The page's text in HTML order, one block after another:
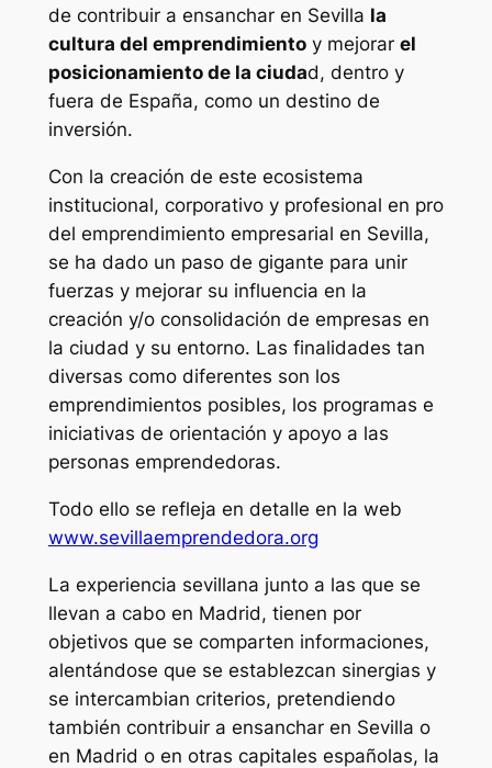
de contribuir a ensanchar en Sevilla la
cultura del emprendimientoy mejorar el
posicionamiento de la ciudad, dentro y
fuera de España, como un destino de
inversión.
Con la creación de este ecosistema
institucional, corporativo y profesional en pro
del emprendimiento empresarial en Sevilla,
se ha dado un paso de gigante para unir
fuerzas y mejorar su influencia en la
creación y/o consolidación de empresas en
la ciudad y su entorno. Las finalidades tan
diversas como diferentes son los
emprendimientos posibles, los programas e
iniciativas de orientación y apoyo a las
personas emprendedoras.
Todo ello se refleja en detalle en la web
www.sevillaemprendedora.org
La experiencia sevillana junto a las que se
llevan a cabo en Madrid, tienen por
objetivos que se comparten informaciones,
alentándose que se establezcan sinergias y
se intercambian criterios, pretendiendo
también contribuir a ensanchar en Sevilla o
en Madrid o en otras capitales españolas, la